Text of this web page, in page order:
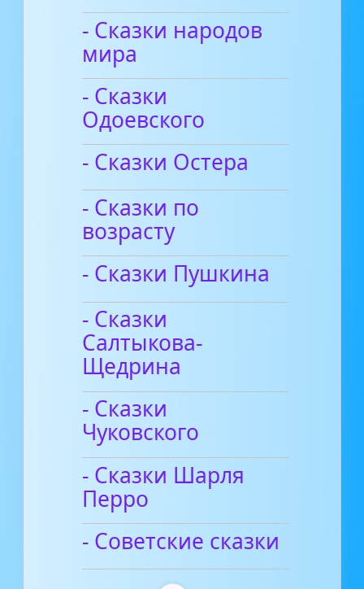
- Сказки народов
мира
- Сказки
Одоевского
- Сказки Остера
- Сказки по
возрасту
- Сказки Пушкина
- Сказки
Салтыкова-
Щедрина
- Сказки
Чуковского
- Сказки Шарля
Перро
- Советские сказки